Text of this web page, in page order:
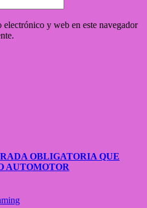
y web en este navegador
OBLIGATORIA QUE
AUTOMOTOR